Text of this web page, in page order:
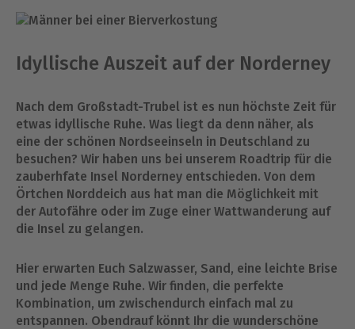
Idyllische Auszeit auf der Norderney
Nach dem Großstadt-Trubel ist es nun höchste Zeit für
etwas idyllische Ruhe. Was liegt da denn näher, als
eine der schönen Nordseeinseln in Deutschland zu
besuchen? Wir haben uns bei unserem Roadtrip für die
zauberhfate Insel Norderney entschieden. Von dem
Örtchen Norddeich aus hat man die Möglichkeit mit
der Autofähre oder im Zuge einer Wattwanderung auf
die Insel zu gelangen.
Hier erwarten Euch Salzwasser, Sand, eine leichte Brise
und jede Menge Ruhe. Wir finden, die perfekte
Kombination, um zwischendurch einfach mal zu
entspannen. Obendrauf könnt Ihr die wunderschöne